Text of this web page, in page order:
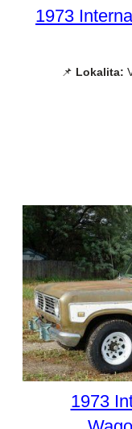
1973
📌 Lokalita:
1973